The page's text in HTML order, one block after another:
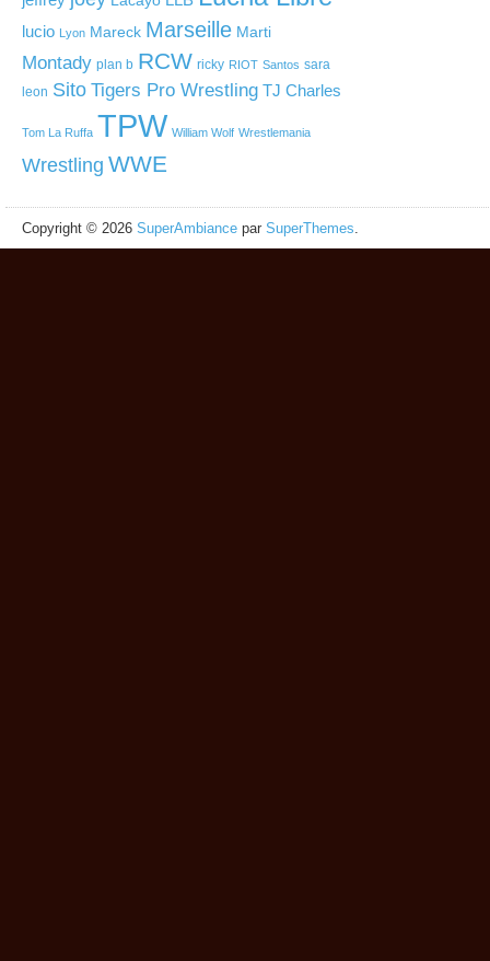
lucio Lyon Mareck Marseille Marti
Montady plan b RCW ricky RIOT Santos sara
leon Sito Tigers Pro Wrestling TJ Charles
Tom La Ruffa TPW William Wolf Wrestlemania
Wrestling WWE
Copyright © 2026 SuperAmbiance par SuperThemes.